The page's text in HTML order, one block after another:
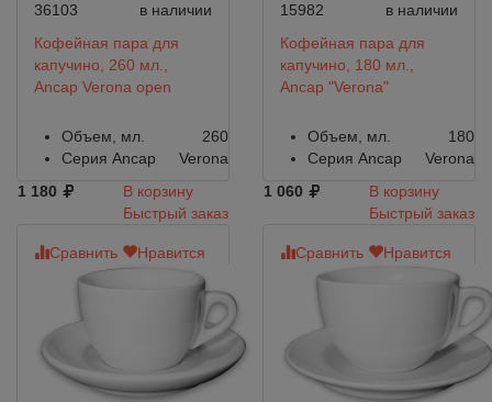
36103
в наличии
Кофейная пара для
капучино, 260 мл.,
Ancap Verona open
Объем, мл.
260
Серия Ancap
Verona
1 180
В корзину
Быстрый заказ
15982
в наличии
Кофейная пара для
капучино, 180 мл.,
Ancap "Verona"
Объем, мл.
180
Серия Ancap
Verona
1 060
В корзину
Быстрый заказ
Сравнить Нравится Сравнить Нравится